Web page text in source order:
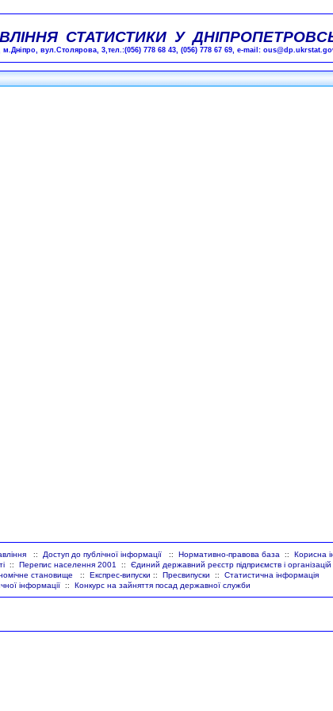
СТАТИСТИКИ У
м.Дніпро, вул.Столярова, 3,тел.:(056) 778 68 43, (056) 778 67 69, e-mail:
:: Доступ до публічної інформації:: Нормативно-правова база:: Корисна
:: Перепис населення 2001 :: Єдиний державний реєстр підприємств і організацій
становище :: Експрес-випуски :: Пресвипуски :: Статистична інформація
інформації :: Конкурс на зайняття посад державної служби